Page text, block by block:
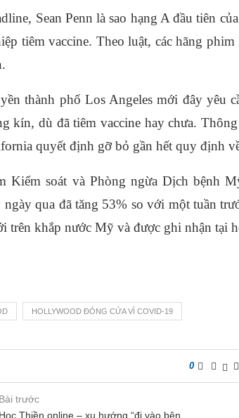
Sean Penn là sao hạng A đầu tiên
tiêm vaccine. Theo luật, các hãng
thành phố Los Angeles mới đây yêu
kín, dù đã tiêm vaccine hay chưa.
quyết định gỡ bỏ gần hết quy định
Kiểm soát và Phòng ngừa Dịch bệnh
ngày qua đã tăng 53% so với một tuần
trên khắp nước Mỹ và được ghi nhận tại
HOLLYWOOD ĐÓNG CỬA VÌ COVID-19
0
Bài trước
Học Thiền online – xu hướng “đi vào bên